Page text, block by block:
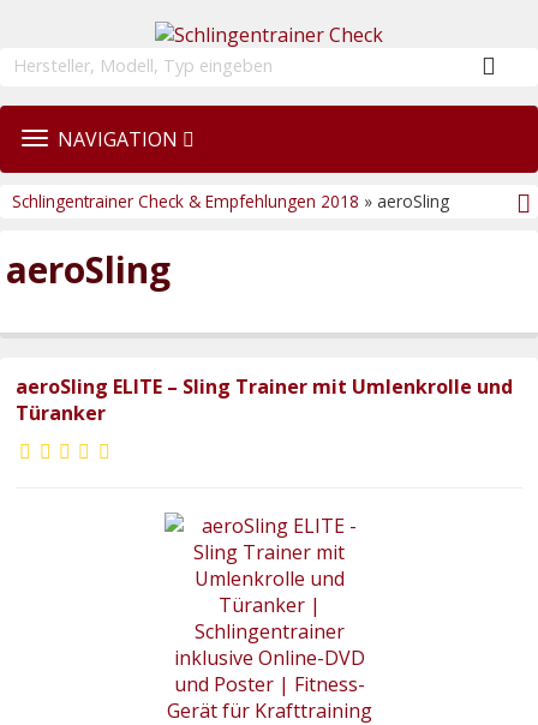
TOGGLE
NAVIGATION
Schlingentrainer Check & Empfehlungen 2018 » aeroSling
aeroSling
aeroSling ELITE – Sling Trainer mit Umlenkrolle und
Türanker